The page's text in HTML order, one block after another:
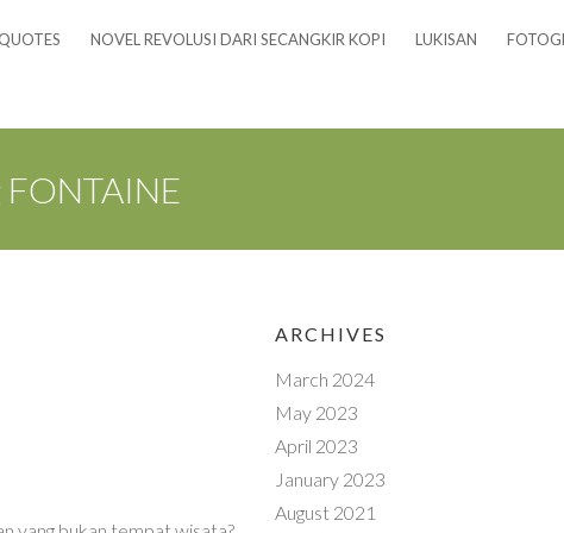
NOVEL REVOLUSI DARI SECANGKIR KOPI LUKISAN
FONTAINE
ARCHIVES
March 2024
May 2023
April 2023
January 2023
August 2021